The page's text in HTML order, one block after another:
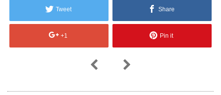
Tweet Share
+1 Pin it